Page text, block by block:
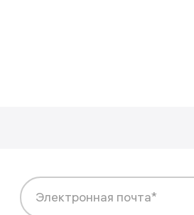
Электронная почта*